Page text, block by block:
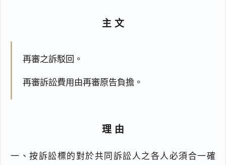
主文
再審之訴駁回。
再審訴訟費用由再審原告負擔。
理由
一、按訴訟標的對於共同訴訟人之各人必須合一確